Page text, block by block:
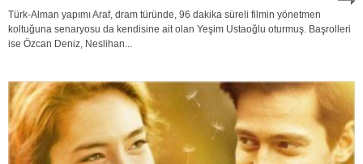
Türk-Alman yapımı Araf, dram türünde, 96 dakika süreli filmin yönetmen
koltuğuna senaryosu da kendisine ait olan Yeşim Ustaoğlu oturmuş. Başrolleri
ise Özcan Deniz, Neslihan...